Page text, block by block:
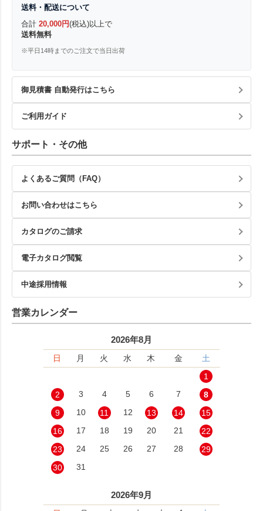
送料・配送について
合計 20,000円(税込)以上で
送料無料
※平日14時までのご注文で当日出荷
御見積書 自動発行はこちら
ご利用ガイド
サポート・その他
よくあるご質問（FAQ）
お問い合わせはこちら
カタログのご請求
電子カタログ閲覧
中途採用情報
営業カレンダー
2026年8月
日 月 火 水 木 金
土
1
2
3 4 5 6 7
8
9
10 11 12 13 14
15
16
17 18 19 20 21
22
23
24 25 26 27 28
29
30
31
2026年9月